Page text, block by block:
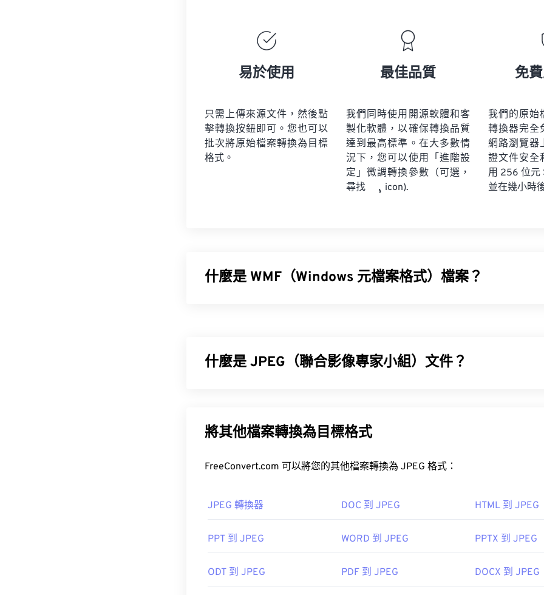
易於使用
只需上傳來源文件，然後點
擊轉換按鈕即可。您也可以
批次將原始檔案轉換為目標
格式。
最佳品質
我們同時使用開源軟體和客
製化軟體，以確保轉換品質
達到最高標準。在大多數情
況下，您可以使用「進階設
定」微調轉換參數（可選，
尋找
icon).
免
我們的原始
轉換器完全
網路瀏覽器
證文件安全
用 256 位元
並在幾小時
什麼是 WMF（Windows 元檔案格式）檔案？
如何開啟 WMF 檔案？
WMF 檔案的程式包括PhotoFiltre Studio、Ability Photopaint
首次發布：1992
什麼是 JPEG（聯合影像專家小組）文件？
輸和在網站上使用。
式。
幾乎所有影像檢視器程式和應用程式都能辨識並開啟 JPEG 檔案。只需雙擊
將其他檔案轉換為目標格式
FreeConvert.com 可以將您的其他檔案轉換為 JPEG 格式：
JPEG 轉換器 DOC 到 JPEG HTML 到 JPEG
PPT 到 JPEG WORD 到 JPEG PPTX 到 JPEG
ODT 到 JPEG PDF 到 JPEG DOCX 到 JPEG